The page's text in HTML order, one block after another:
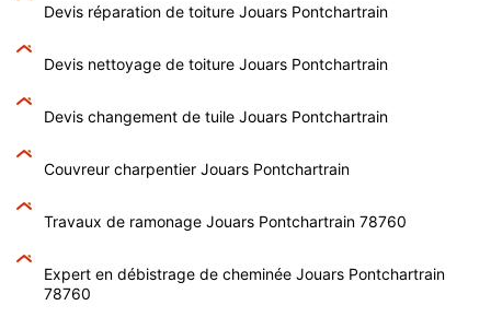
Devis réparation de toiture Jouars Pontchartrain
Devis nettoyage de toiture Jouars Pontchartrain
Devis changement de tuile Jouars Pontchartrain
Couvreur charpentier Jouars Pontchartrain
Travaux de ramonage Jouars Pontchartrain 78760
Expert en débistrage de cheminée Jouars Pontchartrain
78760